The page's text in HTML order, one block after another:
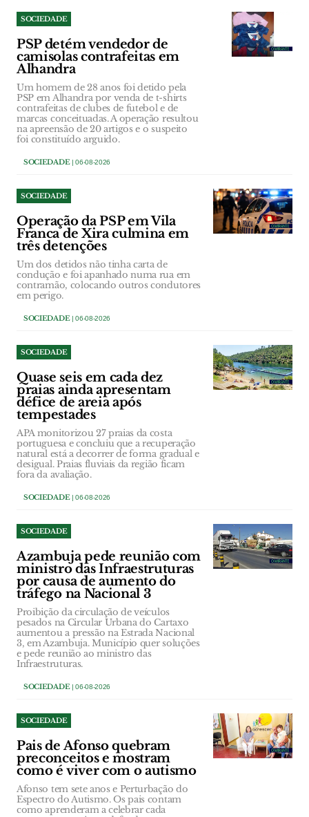
SOCIEDADE
PSP detém vendedor de
camisolas contrafeitas em
Alhandra
Um homem de 28 anos foi detido pela
PSP em Alhandra por venda de t-shirts
contrafeitas de clubes de futebol e de
marcas conceituadas. A operação resultou
na apreensão de 20 artigos e o suspeito
foi constituído arguido.
SOCIEDADE| 06-08-2026
SOCIEDADE
Operação da PSP em Vila
Franca de Xira culmina em
três detenções
Um dos detidos não tinha carta de
condução e foi apanhado numa rua em
contramão, colocando outros condutores
em perigo.
SOCIEDADE| 06-08-2026
SOCIEDADE
Quase seis em cada dez
praias ainda apresentam
défice de areia após
tempestades
APA monitorizou 27 praias da costa
portuguesa e concluiu que a recuperação
natural está a decorrer de forma gradual e
desigual. Praias fluviais da região ficam
fora da avaliação.
SOCIEDADE| 06-08-2026
SOCIEDADE
Azambuja pede reunião com
ministro das Infraestruturas
por causa de aumento do
tráfego na Nacional 3
Proibição da circulação de veículos
pesados na Circular Urbana do Cartaxo
aumentou a pressão na Estrada Nacional
3, em Azambuja. Município quer soluções
e pede reunião ao ministro das
Infraestruturas.
SOCIEDADE| 06-08-2026
SOCIEDADE
Pais de Afonso quebram
preconceitos e mostram
como é viver com o autismo
Afonso tem sete anos e Perturbação do
Espectro do Autismo. Os pais contam
como aprenderam a celebrar cada